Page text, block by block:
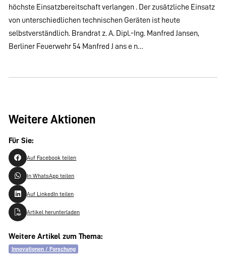
höchste Einsatzbereitschaft verlangen . Der zusätzliche Einsatz
von unterschiedlichen technischen Geräten ist heute
selbstverständlich. Brandrat z. A. Dipl.-Ing. Manfred Jansen,
Berliner Feuerwehr 54 Manfred J ans e n…
Weitere Aktionen
Für Sie:
Auf Facebook teilen
In WhatsApp teilen
Auf LinkedIn teilen
Artikel herunterladen
Weitere Artikel zum Thema:
Innovationen / Forschung